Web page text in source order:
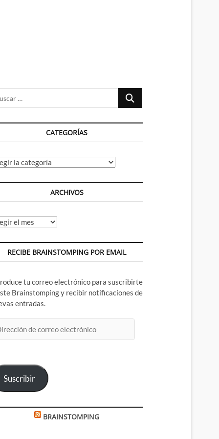
Buscar
CATEGORÍAS
ARCHIVOS
RECIBE BRAINSTOMPING POR EMAIL
tu correo electrónico para suscribirte
Brainstomping y recibir notificaciones de
entradas.
Suscribir
BRAINSTOMPING